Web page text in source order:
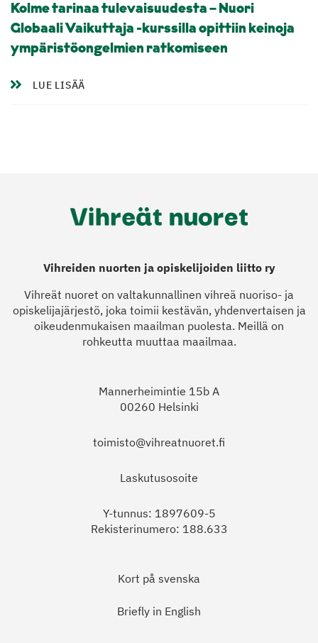
Kolme tarinaa tulevaisuudesta – Nuori
Globaali Vaikuttaja -kurssilla opittiin keinoja
ympäristöongelmien ratkomiseen
LUE LISÄÄ
Vihreiden nuorten ja opiskelijoiden liitto ry
Vihreät nuoret on valtakunnallinen vihreä nuoriso- ja
opiskelijajärjestö, joka toimii kestävän, yhdenvertaisen ja
oikeudenmukaisen maailman puolesta. Meillä on
rohkeutta muuttaa maailmaa.
Mannerheimintie 15b A
00260 Helsinki
toimisto@vihreatnuoret.fi
Laskutusosoite
Y-tunnus: 1897609-5
Rekisterinumero: 188.633
Kort på svenska
Briefly in English